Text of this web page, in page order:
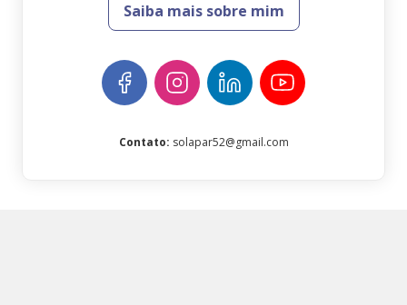
Saiba mais sobre mim
Contato: solapar52@gmail.com